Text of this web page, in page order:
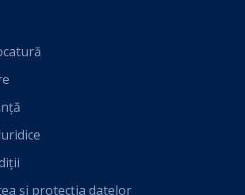
și protecția datelor